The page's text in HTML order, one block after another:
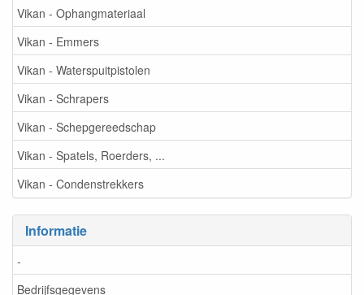
Vikan - Ophangmateriaal
Vikan - Emmers
Vikan - Waterspuitpistolen
Vikan - Schrapers
Vikan - Schepgereedschap
Vikan - Spatels, Roerders, ...
Vikan - Condenstrekkers
Informatie
-
Bedrijfsgegevens